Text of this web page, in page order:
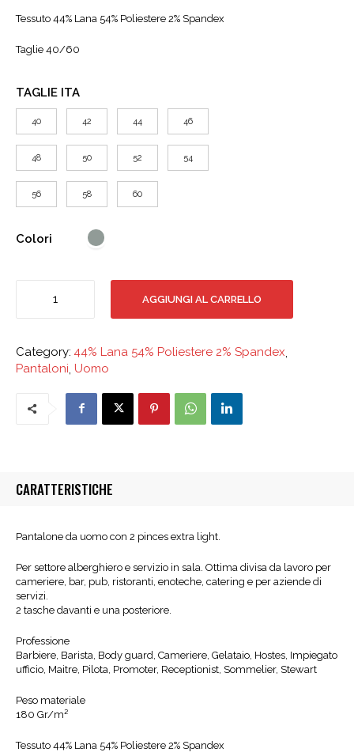
Tessuto 44% Lana 54% Poliestere 2% Spandex
Taglie 40/60
TAGLIE ITA
40 42 44 46
48 50 52 54
56 58 60
Colori
-
Lana
AGGIUNGI AL CARRELLO
Category: 44% Lana 54% Poliestere 2% Spandex
Pantaloni Uomo
CARATTERISTICHE
Pantalone da uomo con 2 pinces extra light.
Per settore alberghiero e servizio in sala. Ottima divisa da lavoro per
cameriere, bar, pub, ristoranti, enoteche, catering e per aziende di
servizi.
2 tasche davanti e una posteriore.
Professione
Barbiere, Barista, Body guard, Cameriere, Gelataio, Hostes, Impiegato
ufficio, Maitre, Pilota, Promoter, Receptionist, Sommelier, Stewart
Peso materiale
180 Gr/m²
Tessuto 44% Lana 54% Poliestere 2% Spandex